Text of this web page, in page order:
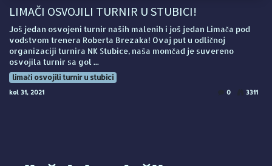
LIMAČI OSVOJILI TURNIR U STUBICI!
Još jedan osvojeni turnir naših malenih i još jedan Limača pod
vodstvom trenera Roberta Brezaka! Ovaj put u odličnoj
organizaciji turnira NK Stubice, naša momčad je suvereno
osvojila turnir sa gol ...
limači osvojili turnir u stubici
kol 31, 2021 0 3311